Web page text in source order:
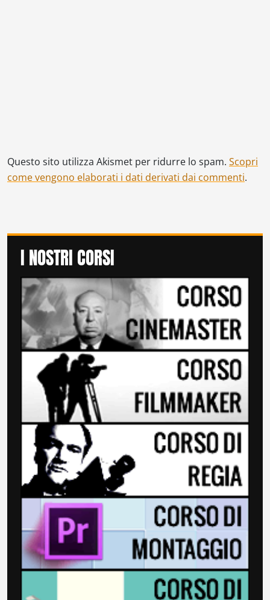
Questo sito utilizza Akismet per ridurre lo spam. Scopri
come vengono elaborati i dati derivati dai commenti.
I NOSTRI CORSI